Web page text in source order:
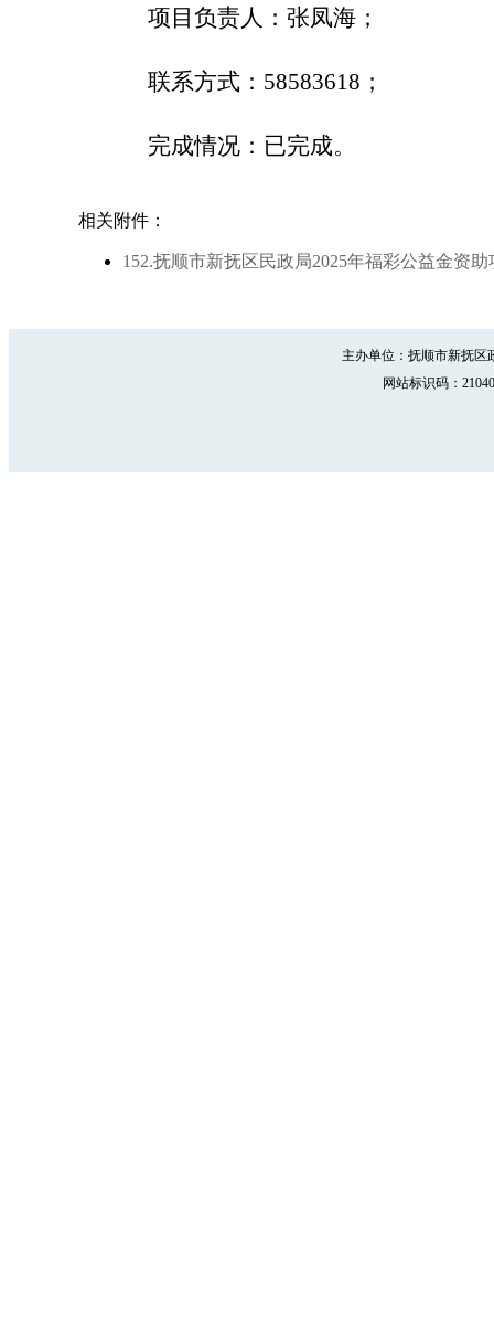
项目负责人：张凤海；
联系方式： 58583618；
完成情况：已完成。
相关附件：
152.抚顺市新抚区民政局2025年福彩公益金资助
主办单位：抚顺市新抚
网站标识码：